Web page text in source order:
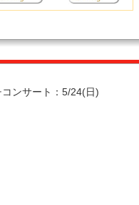
ンサート：5/24(日)